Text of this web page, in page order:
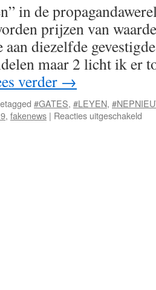
in de
prijzen van
aan diezelfde
maar 2 licht ik er
verder →
#GATES, #LEYEN,
, fakenews | Reacties uitgeschakeld